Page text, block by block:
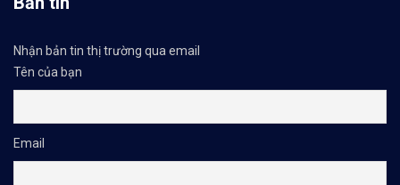
Nhận bản tin thị trường qua email
Tên của bạn
Email